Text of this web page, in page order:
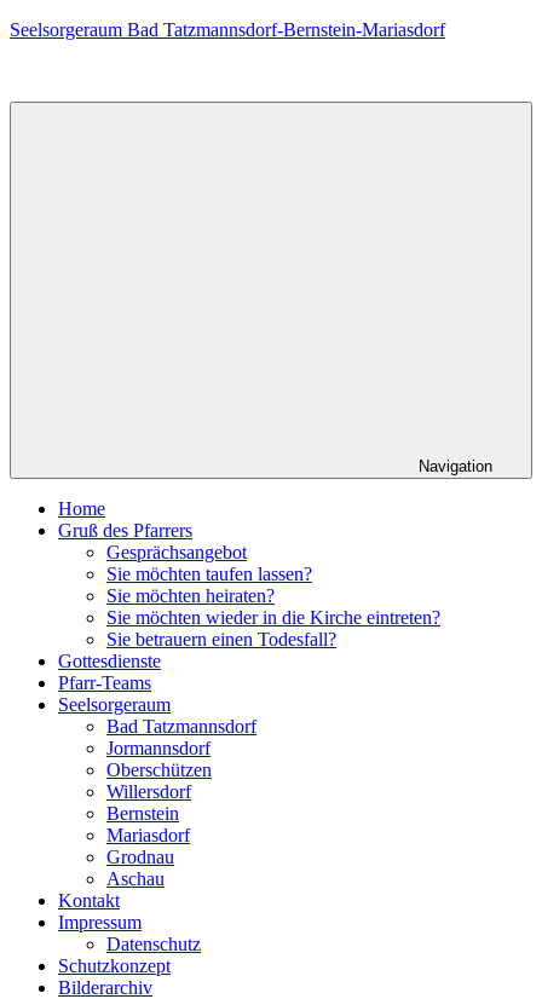
Zum
Seelsorgeraum Bad Tatzmannsdorf-Bernstein-Mariasdorf
Navigation
Home
Gruß des Pfarrers
Gesprächsangebot
Sie möchten taufen lassen?
Sie möchten heiraten?
Sie möchten wieder in die Kirche eintreten?
Sie betrauern einen Todesfall?
Gottesdienste
Pfarr-Teams
Seelsorgeraum
Bad Tatzmannsdorf
Jormannsdorf
Oberschützen
Willersdorf
Bernstein
Mariasdorf
Grodnau
Aschau
Kontakt
Impressum
Datenschutz
Schutzkonzept
Bilderarchiv